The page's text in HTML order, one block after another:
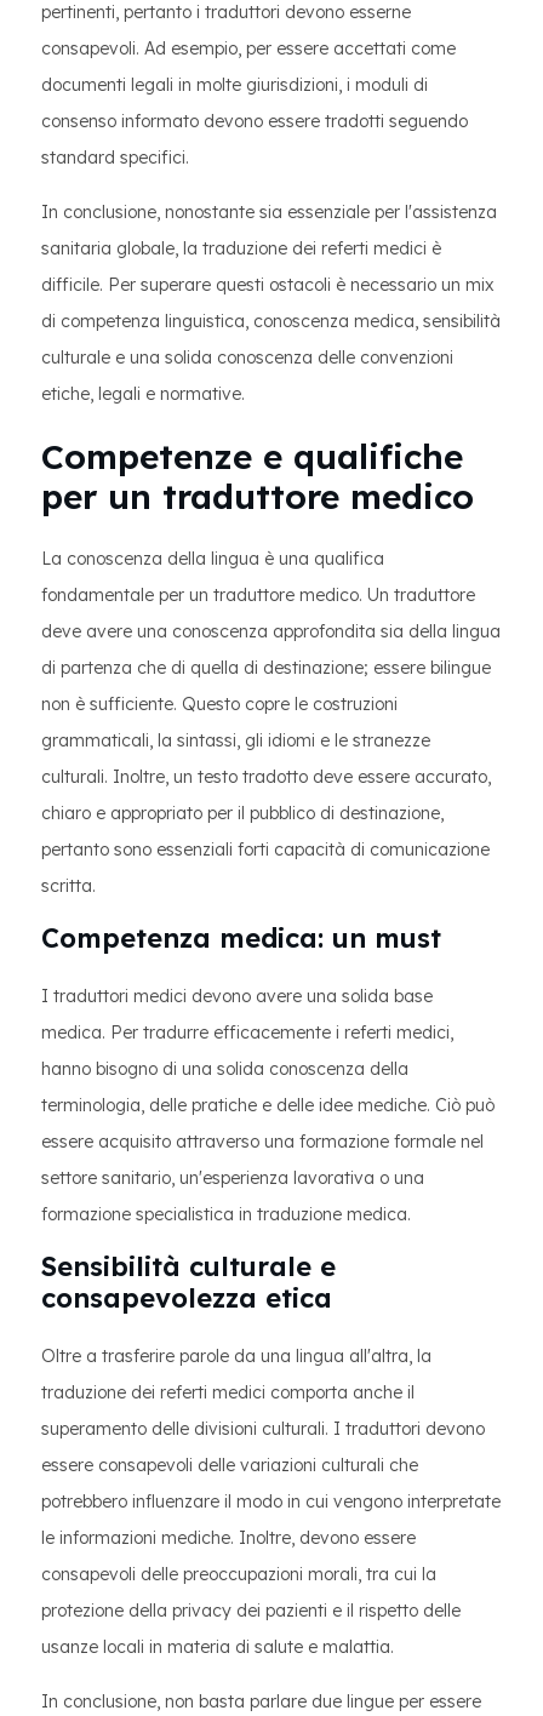
pertinenti, pertanto i traduttori devono esserne
consapevoli. Ad esempio, per essere accettati come
documenti legali in molte giurisdizioni, i moduli di
consenso informato devono essere tradotti seguendo
standard specifici.
In conclusione, nonostante sia essenziale per l'assistenza
sanitaria globale, la traduzione dei referti medici è
difficile. Per superare questi ostacoli è necessario un mix
di competenza linguistica, conoscenza medica, sensibilità
culturale e una solida conoscenza delle convenzioni
etiche, legali e normative.
Competenze e qualifiche
per un traduttore medico
La conoscenza della lingua è una qualifica
fondamentale per un traduttore medico. Un traduttore
deve avere una conoscenza approfondita sia della lingua
di partenza che di quella di destinazione; essere bilingue
non è sufficiente. Questo copre le costruzioni
grammaticali, la sintassi, gli idiomi e le stranezze
culturali. Inoltre, un testo tradotto deve essere accurato,
chiaro e appropriato per il pubblico di destinazione,
pertanto sono essenziali forti capacità di comunicazione
scritta.
Competenza medica: un must
I traduttori medici devono avere una solida base
medica. Per tradurre efficacemente i referti medici,
hanno bisogno di una solida conoscenza della
terminologia, delle pratiche e delle idee mediche. Ciò può
essere acquisito attraverso una formazione formale nel
settore sanitario, un'esperienza lavorativa o una
formazione specialistica in traduzione medica.
Sensibilità culturale e
consapevolezza etica
Oltre a trasferire parole da una lingua all'altra, la
traduzione dei referti medici comporta anche il
superamento delle divisioni culturali. I traduttori devono
essere consapevoli delle variazioni culturali che
potrebbero influenzare il modo in cui vengono interpretate
le informazioni mediche. Inoltre, devono essere
consapevoli delle preoccupazioni morali, tra cui la
protezione della privacy dei pazienti e il rispetto delle
usanze locali in materia di salute e malattia.
In conclusione, non basta parlare due lingue per essere